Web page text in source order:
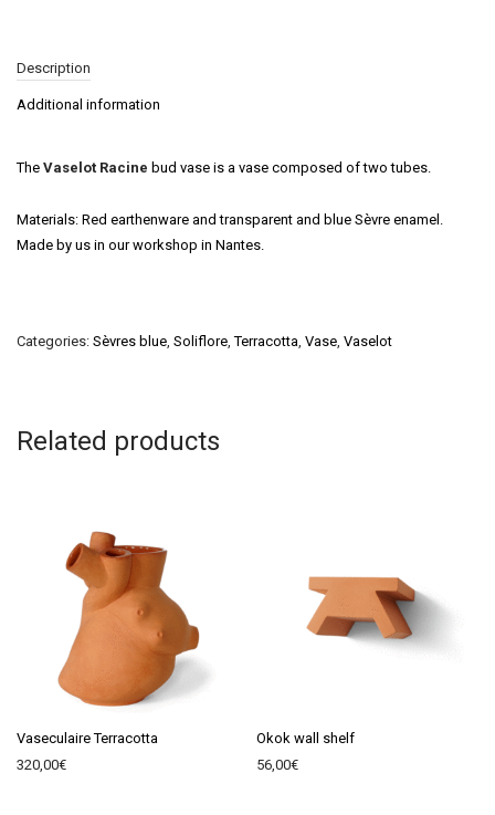
Description
Additional information
The Vaselot Racine bud vase is a vase composed of two tubes.
Materials: Red earthenware and transparent and blue Sèvre enamel.
Made by us in our workshop in Nantes.
Categories: Sèvres blue Soliflore ,Terracotta Vase Vaselot
Related products
Vaseculaire Terracotta
320,00€
Okok wall shelf
56,00€